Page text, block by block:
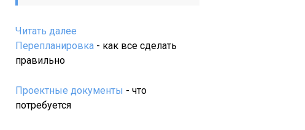
Читать далее
Штукатурные
способом
Перепланировка - как все сделать
правильно
Проектные документы - что
потребуется